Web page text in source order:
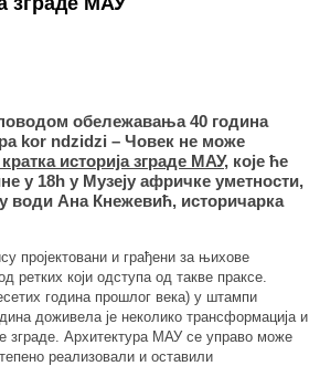
обележавања 40 година
kor ndzidzi – Човек не може
историја зграде МАУ, које ће
у 18h у Музеју афричке уметности,
води Ана Кнежевић, историчарка
пројектовани и грађени за њихове
ретких који одступа од такве праксе.
година прошлог века) у штампи
доживела је неколико трансформација и
зграде. Архитектура МАУ се управо може
реализовали и оставили